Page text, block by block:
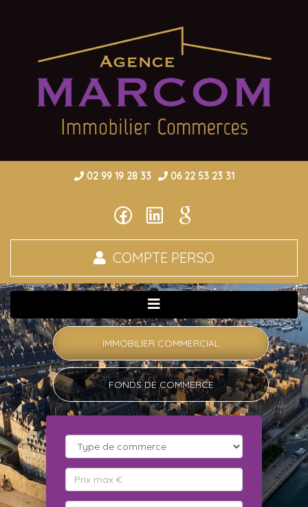
02 99 19 28 33 06 22 53 23 31
COMPTE PERSO
Toggle navigation
IMMOBILIER COMMERCIAL
FONDS DE COMMERCE